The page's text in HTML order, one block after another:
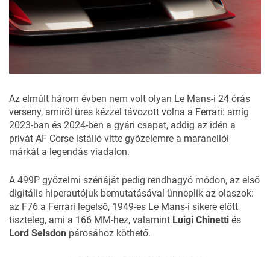
Az elmúlt három évben nem volt olyan Le Mans-i 24 órás
verseny, amiről üres kézzel távozott volna a Ferrari: amíg
2023-ban és 2024-ben a gyári csapat, addig az idén a
privát AF Corse istálló vitte győzelemre a maranellói
márkát a legendás viadalon.
A 499P győzelmi szériáját pedig rendhagyó módon, az első
digitális hiperautójuk bemutatásával ünneplik az olaszok:
az F76 a Ferrari legelső, 1949-es Le Mans-i sikere előtt
tiszteleg, ami a 166 MM-hez, valamint Luigi Chinetti és
Lord Selsdon párosához köthető.